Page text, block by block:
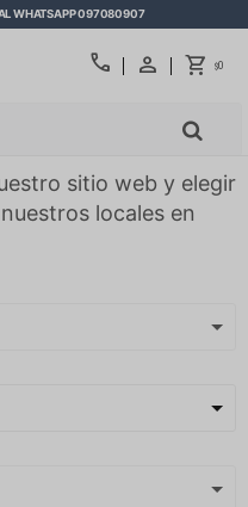
AL WHATSAPP 097080907
call $0
sitio web y elegir
locales en